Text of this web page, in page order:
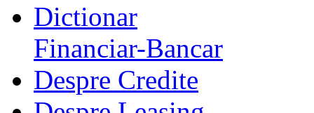
Dictionar
Financiar-Bancar
Despre Credite